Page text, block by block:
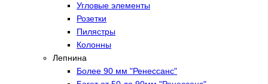
Угловые элементы
Розетки
Пилястры
Колонны
Лепнина
Более 90 мм "Ренессанс"